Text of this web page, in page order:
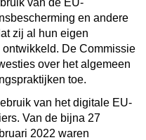
en andere
zij al hun eigen
De Commissie
over het algemeen
toe.
van het digitale EU-
Van de bijna 27
2022 waren